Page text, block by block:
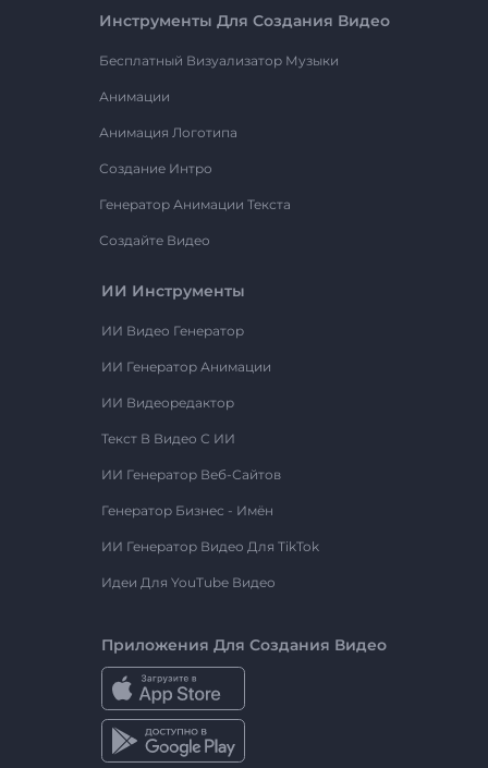
Инструменты Для Создания Видео
Бесплатный Визуализатор Музыки
Анимации
Анимация Логотипа
Создание Интро
Генератор Анимации Текста
Создайте Видео
ИИ Инструменты
ИИ Видео Генератор
ИИ Генератор Анимации
ИИ Видеоредактор
Текст В Видео С ИИ
ИИ Генератор Веб-Сайтов
Генератор Бизнес - Имён
ИИ Генератор Видео Для TikTok
Идеи Для YouTube Видео
Приложения Для Создания Видео